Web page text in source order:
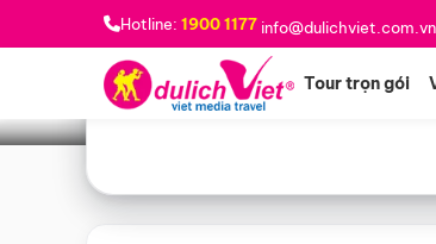
Hotline: 1900 1177 info@dulichviet.com.vn
Tour trọn gói
Bạn muốn đi đâu? *